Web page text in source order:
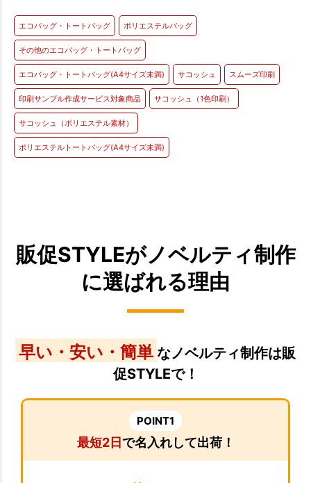
エコバッグ・トートバッグ ポリエステルバッグ
その他のエコバッグ・トートバッグ
エコバッグ・トートバッグ(A4サイズ未満) サコッシュ スムーズ印刷
印刷サンプル作成サービス対象商品 サコッシュ（1色印刷）
サコッシュ（ポリエステル素材）
ポリエステルトートバッグ(A4サイズ未満)
販促STYLEがノベルティ制作
に選ばれる理由
早い・安い・簡単 なノベルティ制作は販
促STYLEで！
POINT1
最短2日で名入れして出荷！